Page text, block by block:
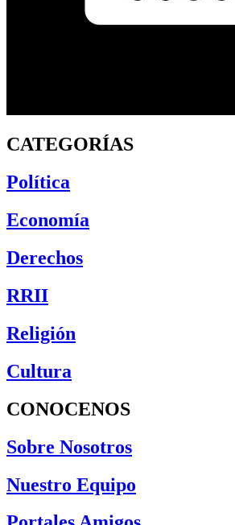
CATEGORÍAS
Política
Economía
Derechos
RRII
Religión
Cultura
CONOCENOS
Sobre Nosotros
Nuestro Equipo